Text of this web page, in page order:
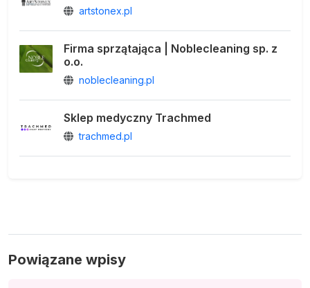
artstonex.pl
Firma sprzątająca | Noblecleaning sp. z
o.o.
noblecleaning.pl
Sklep medyczny Trachmed
trachmed.pl
Powiązane wpisy